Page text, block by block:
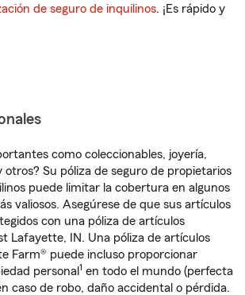
de seguro de inquilinos. ¡Es rápido y
como coleccionables, joyería,
Su póliza de seguro de propietarios
puede limitar la cobertura en algunos
valiosos. Asegúrese de que sus artículos
con una póliza de artículos
Lafayette, IN. Una póliza de artículos
Farm® puede incluso proporcionar
personal 1 en todo el mundo (perfecta
caso de robo, daño accidental o pérdida.